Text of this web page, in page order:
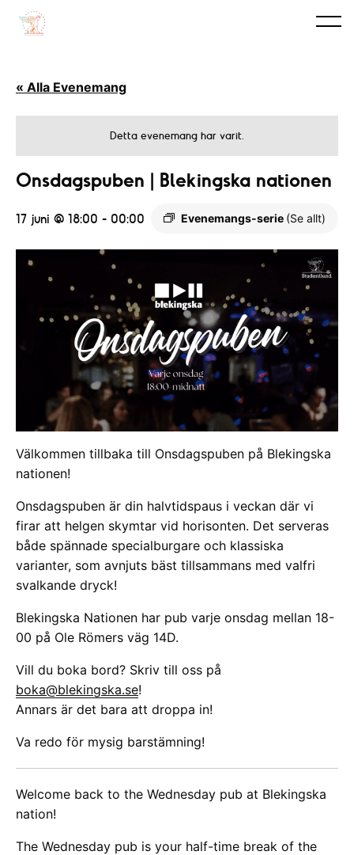
« Alla Evenemang
Detta evenemang har varit.
Onsdagspuben | Blekingska nationen
17 juni @ 18:00 - 00:00 Evenemangs-serie (Se allt)
Välkommen tillbaka till Onsdagspuben på Blekingska
nationen!
Onsdagspuben är din halvtidspaus i veckan där vi
firar att helgen skymtar vid horisonten. Det serveras
både spännade specialburgare och klassiska
varianter, som avnjuts bäst tillsammans med valfri
svalkande dryck!
Blekingska Nationen har pub varje onsdag mellan 18-
00 på Ole Römers väg 14D.
Vill du boka bord? Skriv till oss på
boka@blekingska.se!
Annars är det bara att droppa in!
Va redo för mysig barstämning!
Welcome back to the Wednesday pub at Blekingska
nation!
The Wednesday pub is your half-time break of the